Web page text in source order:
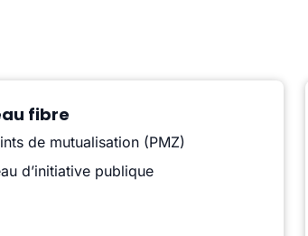
fibre
de mutualisation (PMZ)
d’initiative publique